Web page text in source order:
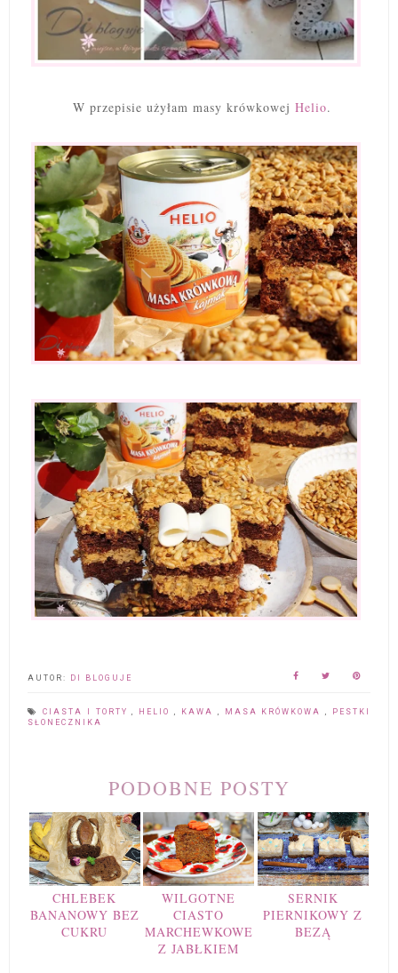
W przepisie użyłam masy krówkowej Helio.
AUTOR: DI BLOGUJE
CIASTA I TORTY, HELIO, KAWA , MASA KRÓWKOWA, PESTKI
SŁONECZNIKA
PODOBNE POSTY
CHLEBEK
BANANOWY BEZ
CUKRU
WILGOTNE
CIASTO
MARCHEWKOWE
Z JABŁKIEM
SERNIK
PIERNIKOWY Z
BEZĄ